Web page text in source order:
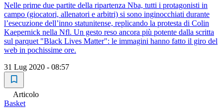
Nelle prime due partite della ripartenza Nba, tutti i protagonisti in
campo (giocatori, allenatori e arbitri) si sono inginocchiati durante
l’esecuzione dell’inno statunitense, replicando la protesta di Colin
Kaepernick nella Nfl. Un gesto reso ancora più potente dalla scritta
sul parquet "Black Lives Matter": le immagini hanno fatto il giro del
web in pochissime ore.
31 Lug 2020 - 08:57
Articolo
Basket